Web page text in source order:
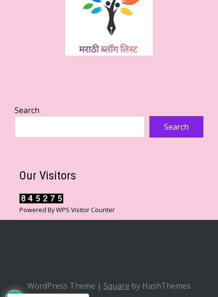
Search
Search
Our Visitors
Powered ByWPS Visitor Counter
WordPress Theme | Square by HashThemes